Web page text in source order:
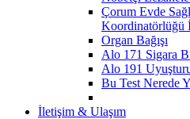
Çorum Evde
Koordinatörlüğü
Organ Bağışı
Alo 171 Sigara
Alo 191
Bu Test Nerede
İletişim & Ulaşım